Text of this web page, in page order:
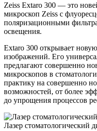
Zeiss Extaro 300 — это
микроскоп Zeiss с
поляризационными
освещения.
Extaro 300 открывает
изображений. Его
предлагают совершенно
микроскопов в
практику на совершенно
возможностей, от более
до упрощения процессов
Лазер стоматологический